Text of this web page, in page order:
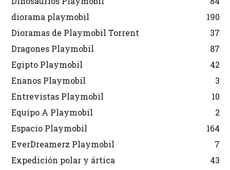
diorama playmobil
190
Dioramas de Playmobil Torrent
37
Dragones Playmobil
87
Egipto Playmobil
42
Enanos Playmobil
3
Entrevistas Playmobil
10
Equipo A Playmobil
2
Espacio Playmobil
164
EverDreamerz Playmobil
7
Expedición polar y ártica
43